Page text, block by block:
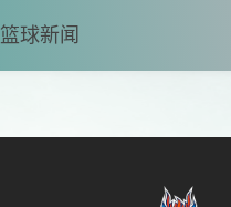
篮球新闻